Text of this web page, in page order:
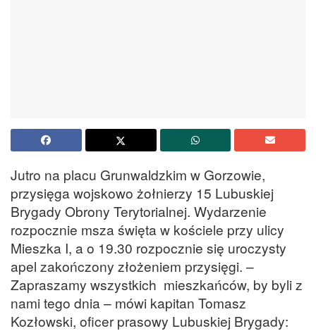
Jutro na placu Grunwaldzkim w Gorzowie,
przysięga wojskowo żołnierzy 15 Lubuskiej
Brygady Obrony Terytorialnej. Wydarzenie
rozpocznie msza święta w kościele przy ulicy
Mieszka I, a o 19.30 rozpocznie się uroczysty
apel zakończony złożeniem przysięgi. –
Zapraszamy wszystkich mieszkańców, by byli z
nami tego dnia – mówi kapitan Tomasz
Kozłowski, oficer prasowy Lubuskiej Brygady: